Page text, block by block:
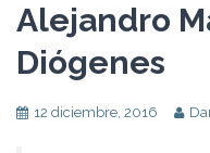
Alejandro
Diógenes
12 diciembre, 2016